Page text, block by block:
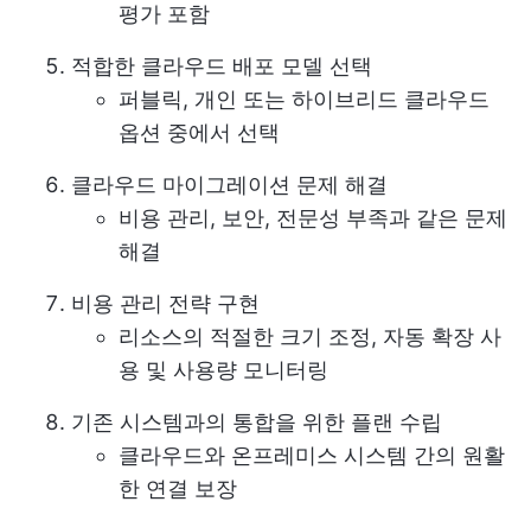
평가 포함
적합한 클라우드 배포 모델 선택
퍼블릭, 개인 또는 하이브리드 클라우드
옵션 중에서 선택
클라우드 마이그레이션 문제 해결
비용 관리, 보안, 전문성 부족과 같은 문제
해결
비용 관리 전략 구현
리소스의 적절한 크기 조정, 자동 확장 사
용 및 사용량 모니터링
기존 시스템과의 통합을 위한 플랜 수립
클라우드와 온프레미스 시스템 간의 원활
한 연결 보장